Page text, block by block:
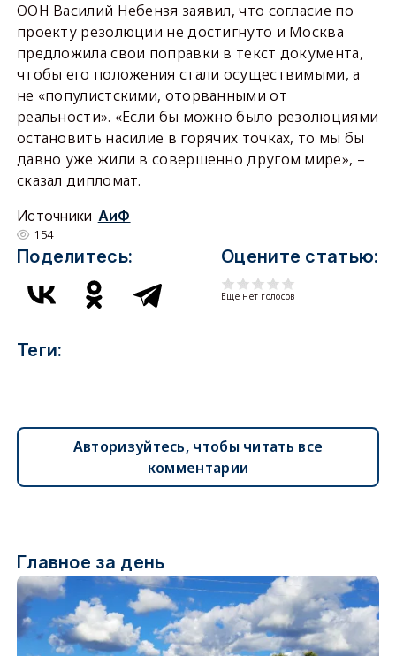
ООН Василий Небензя заявил, что согласие по
проекту резолюции не достигнуто и Москва
предложила свои поправки в текст документа,
чтобы его положения стали осуществимыми, а
не «популистскими, оторванными от
реальности». «Если бы можно было резолюциями
остановить насилие в горячих точках, то мы бы
давно уже жили в совершенно другом мире», –
сказал дипломат.
Источники АиФ
154
Поделитесь: Оцените статью:
Еще нет голосов
Теги:
Авторизуйтесь, чтобы читать все
комментарии
Главное за день